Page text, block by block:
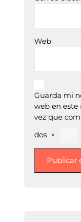
Web
Guarda mi
web en este
vez que
dos ×